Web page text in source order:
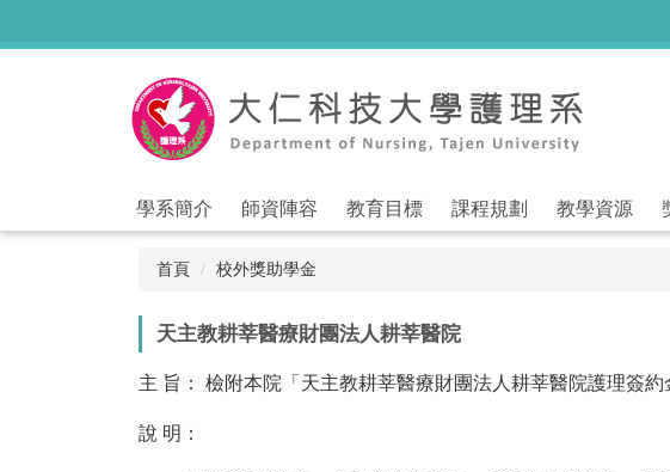
學系簡介 師資陣容 教育目標 課程規劃 教學資源
首頁 校外獎助學金
天主教耕莘醫療財團法人耕莘醫院
主 旨： 檢附本院「天主教耕莘醫療財團法人耕莘醫院護理簽
說 明：